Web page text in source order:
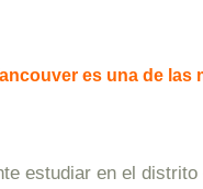
es una de
estudiar en el